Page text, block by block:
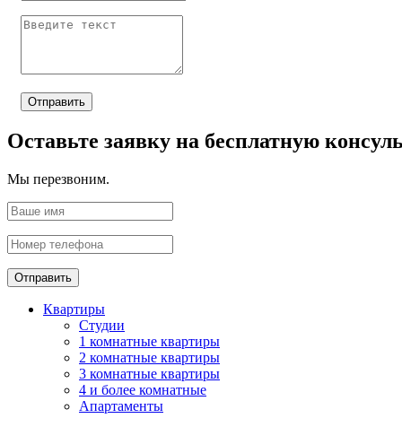
Отправить
Оставьте заявку на бесплатную
Мы перезвоним.
Отправить
Квартиры
Студии
1 комнатные квартиры
2 комнатные квартиры
3 комнатные квартиры
4 и более комнатные
Апартаменты